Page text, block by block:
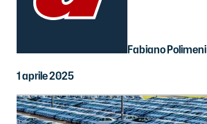
Fabiano Polimeni
1 aprile 2025